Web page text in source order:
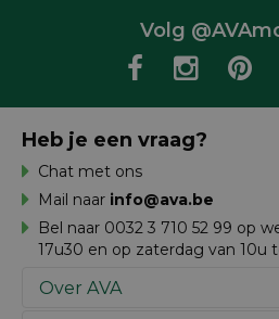
Volg
Over AVA
Heb je een vraag?
Chat met ons
Mail naar info@ava.be
Bel naar 0032 3 710 52 99 op
17u30 en op zaterdag van 10u